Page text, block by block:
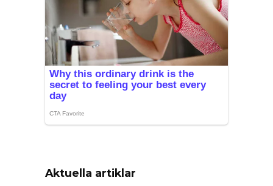
Aktuella artiklar